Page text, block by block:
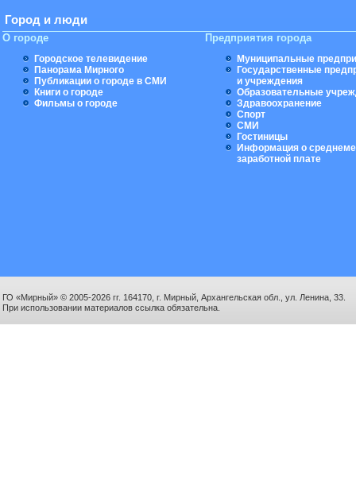
Город и люди
О городе
Городское телевидение
Панорама Мирного
Публикации о городе в СМИ
Книги о городе
Фильмы о городе
Предприятия города
Муниципальные
Государственные
и учреждения
Образовательные
Здравоохранение
Спорт
СМИ
Гостиницы
Информация о
заработной плате
ГО «Мирный» © 2005-2026 гг. 164170, г. Мирный, Архангельская обл., ул. Ленина, 33.
При использовании материалов ссылка обязательна.